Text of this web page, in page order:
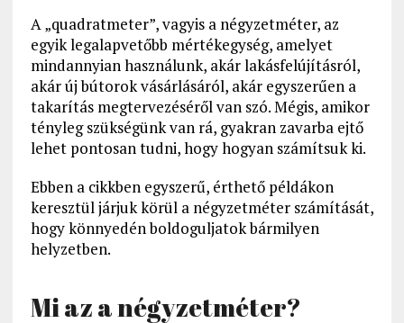
A „quadratmeter”, vagyis a négyzetméter, az
egyik legalapvetőbb mértékegység, amelyet
mindannyian használunk, akár lakásfelújításról,
akár új bútorok vásárlásáról, akár egyszerűen a
takarítás megtervezéséről van szó. Mégis, amikor
tényleg szükségünk van rá, gyakran zavarba ejtő
lehet pontosan tudni, hogy hogyan számítsuk ki.
Ebben a cikkben egyszerű, érthető példákon
keresztül járjuk körül a négyzetméter számítását,
hogy könnyedén boldoguljatok bármilyen
helyzetben.
Mi az a négyzetméter?